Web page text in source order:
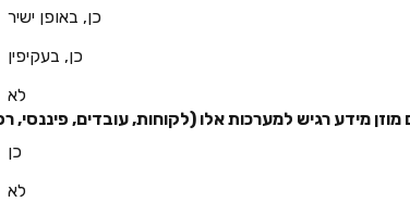
כן, באופן ישיר
כן, בעקיפין
לא
כן
לא